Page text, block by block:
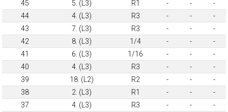
45
5. (L3) R1 - -
-
44
4. (L3) R3 - -
-
43
7. (L3) R3 - -
-
42
8. (L3) 1/4 - -
-
41
6. (L3) 1/16 - -
-
40
4. (L3) R3 - -
-
39
18. (L2) R2 - -
-
38
2. (L3) R1 - -
-
37
4. (L3) R3 - -
-